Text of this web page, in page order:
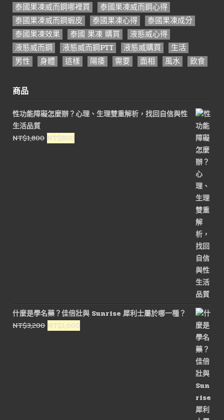
泰國果凍威而鋼哪裡買
泰國果凍威而鋼心得
泰國果凍威而鋼蝦皮
泰國果凍心得
泰國果凍成分
泰國果凍效果
泰國 果凍 購買
液態威心得
液態威而鋼
液態威而鋼PTT 液態威購買
生活
男性
身體 這樣 陽痿 需要 面相 風水 飲食
商品
性功能障礙怎麼辦？心理、生理雙重解析，找回自信與性
生活品質
NT$1,800 原
NT$800
什麼是學名藥？佳倍壯與 Sunrise 犀利士屬於哪一種？
NT$3,200 原
NT$1,600